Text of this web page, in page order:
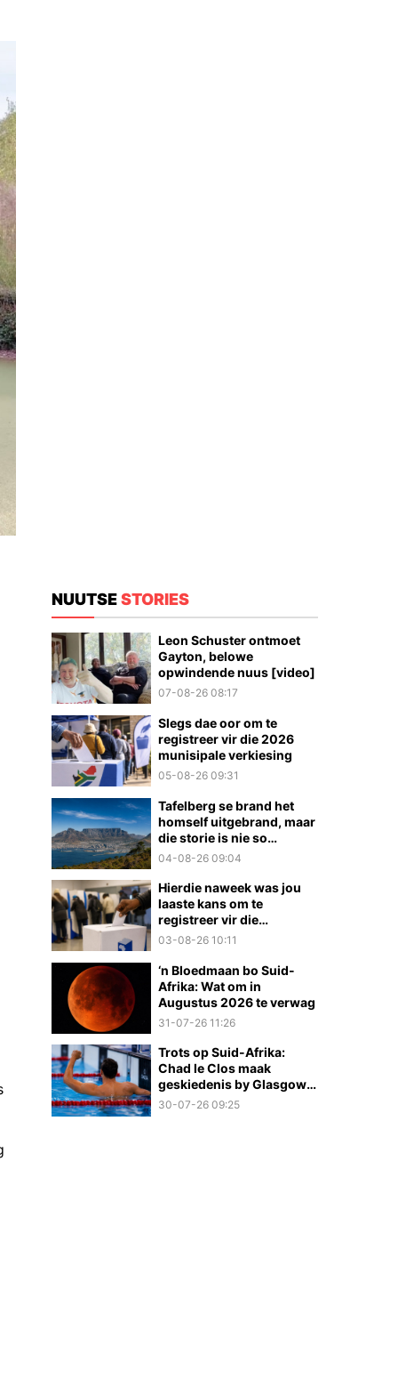
NUUTSESTORIES
Leon Schuster ontmoet
Gayton, belowe
opwindende nuus [video]
07-08-26 08:17
Slegs dae oor om te
registreer vir die 2026
munisipale verkiesing
05-08-26 09:31
Tafelberg se brand het
homself uitgebrand, maar
die storie is nie so
eenvoudig nie
04-08-26 09:04
Hierdie naweek was jou
laaste kans om te
registreer vir die
munisipale verkiesings
03-08-26 10:11
‘n Bloedmaan bo Suid-
Afrika: Wat om in
Augustus 2026 te verwag
31-07-26 11:26
Trots op Suid-Afrika:
Chad le Clos maak
geskiedenis by Glasgow
2026
30-07-26 09:25